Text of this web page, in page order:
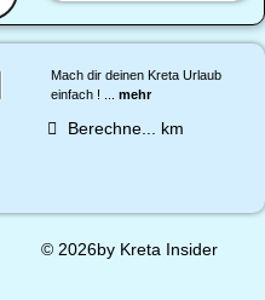
Mach dir deinen Kreta Urlaub
einfach ! ... mehr
Berechne... km
© 2026by Kreta Insider